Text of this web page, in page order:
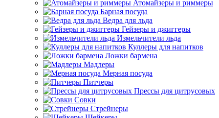
Атомайзеры и риммеры
Барная посуда
Ведра для льда
Гейзеры и джиггеры
Измельчители льда
Куллеры для напитков
Ложки бармена
Мадлеры
Мерная посуда
Питчеры
Прессы для цитрусовых
Совки
Стрейнеры